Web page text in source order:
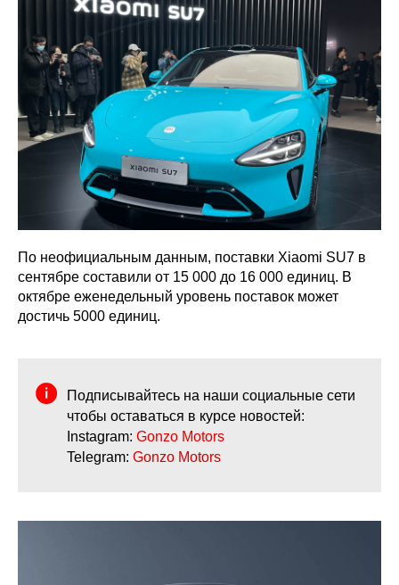
По неофициальным данным, поставки Xiaomi SU7 в
сентябре составили от 15 000 до 16 000 единиц. В
октябре еженедельный уровень поставок может
достичь 5000 единиц.
Подписывайтесь на наши социальные сети
чтобы оставаться в курсе новостей:
Instagram: Gonzo Motors
Telegram: Gonzo Motors